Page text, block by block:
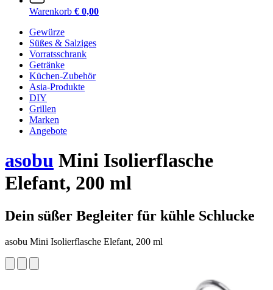
Warenkorb € 0,00
Gewürze
Süßes & Salziges
Vorratsschrank
Getränke
Küchen-Zubehör
Asia-Produkte
DIY
Grillen
Marken
Angebote
asobu Mini Isolierflasche
Elefant, 200 ml
Dein süßer Begleiter für kühle Schlucke
asobu Mini Isolierflasche Elefant, 200 ml